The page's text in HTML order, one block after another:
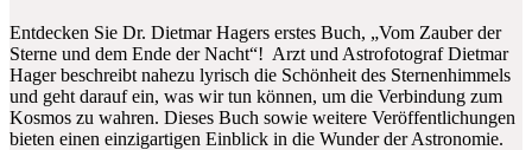
Entdecken Sie Dr. Dietmar Hagers erstes Buch, „Vom Zauber der
Sterne und dem Ende der Nacht“! Arzt und Astrofotograf Dietmar
Hager beschreibt nahezu lyrisch die Schönheit des Sternenhimmels
und geht darauf ein, was wir tun können, um die Verbindung zum
Kosmos zu wahren. Dieses Buch sowie weitere Veröffentlichungen
bieten einen einzigartigen Einblick in die Wunder der Astronomie.